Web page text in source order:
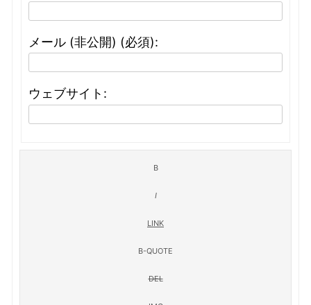
メール (非公開) (必須):
ウェブサイト: